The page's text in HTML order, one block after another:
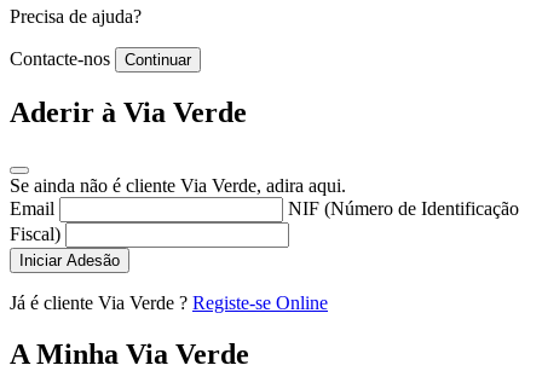
Precisa de ajuda?
Contacte-nos Continuar
Aderir à Via Verde
Se ainda não é cliente Via Verde, adira aqui.
Email
NIF (Número de Identificação
Fiscal)
Iniciar Adesão
Já é cliente Via Verde ? Registe-se Online
A Minha Via Verde